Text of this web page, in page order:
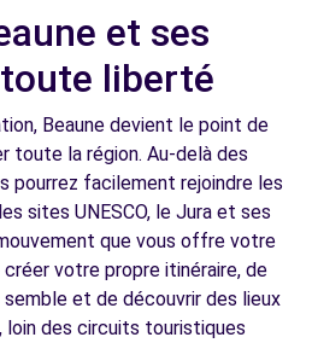
et ses
liberté
Beaune devient le point de
toute la région. Au-delà des
pourrez facilement rejoindre les
sites UNESCO, le Jura et ses
que vous offre votre
votre propre itinéraire, de
et de découvrir des lieux
des circuits touristiques